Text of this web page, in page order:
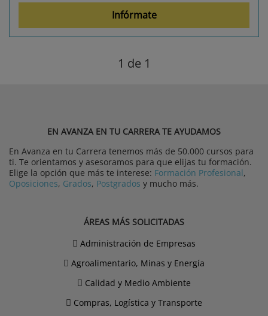
Infórmate
1 de 1
EN AVANZA EN TU CARRERA TE AYUDAMOS
En Avanza en tu Carrera tenemos más de 50.000 cursos para
ti. Te orientamos y asesoramos para que elijas tu formación.
Elige la opción que más te interese: Formación Profesional,
Oposiciones, Grados, Postgrados y mucho más.
ÁREAS MÁS SOLICITADAS
Administración de Empresas
Agroalimentario, Minas y Energía
Calidad y Medio Ambiente
Compras, Logística y Transporte